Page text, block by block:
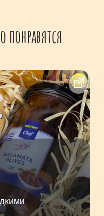
понравятся